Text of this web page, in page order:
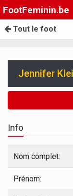
FootFeminin.be
Tout le foot
Jennifer
Info
Nom complet:
Prénom: